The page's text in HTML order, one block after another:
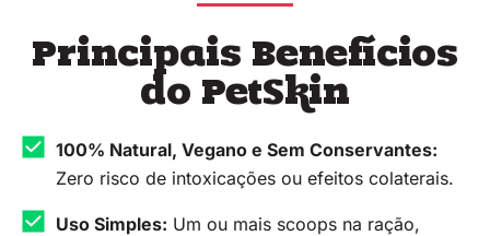
Principais Benefícios
do PetSkin
100% Natural, Vegano e Sem Conservantes:
Zero risco de intoxicações ou efeitos colaterais.
Uso Simples: Um ou mais scoops na ração,